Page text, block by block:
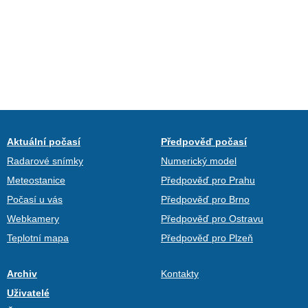
Aktuální počasí
Radarové snímky
Meteostanice
Počasí u vás
Webkamery
Teplotní mapa
Předpověď počasí
Numerický model
Předpověď pro Prahu
Předpověď pro Brno
Předpověď pro Ostravu
Předpověď pro Plzeň
Archiv
Uživatelé
Kontakty